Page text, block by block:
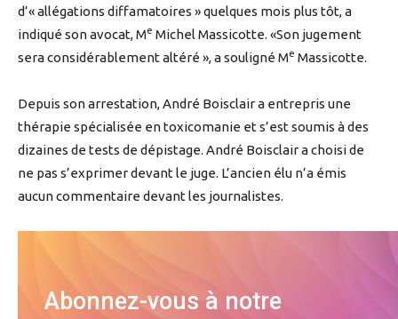
d’« allégations diffamatoires » quelques mois plus tôt, a
indiqué son avocat, Me Michel Massicotte. «Son jugement
sera considérablement altéré », a souligné Me Massicotte.
Depuis son arrestation, André Boisclair a entrepris une
thérapie spécialisée en toxicomanie et s’est soumis à des
dizaines de tests de dépistage. André Boisclair a choisi de
ne pas s’exprimer devant le juge. L’ancien élu n’a émis
aucun commentaire devant les journalistes.
Abonnez-vous à notre